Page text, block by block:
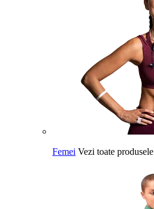
Femei Vezi toate produsele